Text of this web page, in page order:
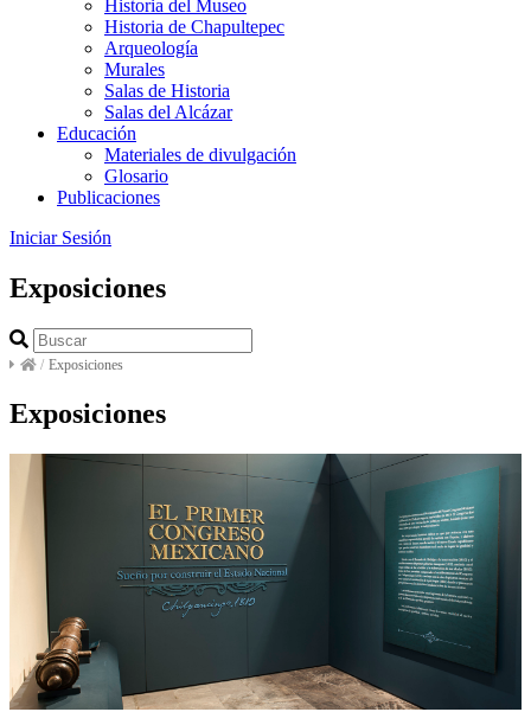
Historia del Museo
Historia de Chapultepec
Arqueología
Murales
Salas de Historia
Salas del Alcázar
Educación
Materiales de divulgación
Glosario
Publicaciones
Iniciar Sesión
Exposiciones
/ Exposiciones
Exposiciones